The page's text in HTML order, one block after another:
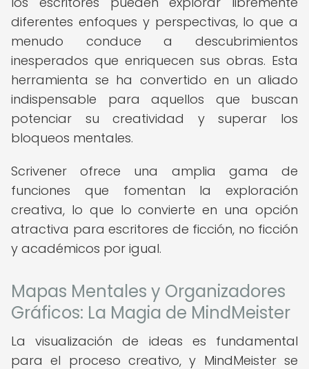
diferentes enfoques y perspectivas, lo que a
menudo conduce a descubrimientos
inesperados que enriquecen sus obras. Esta
herramienta se ha convertido en un aliado
indispensable para aquellos que buscan
potenciar su creatividad y superar los
bloqueos mentales.
Scrivener ofrece una amplia gama de
funciones que fomentan la exploración
creativa, lo que lo convierte en una opción
atractiva para escritores de ficción, no ficción
y académicos por igual.
Mapas Mentales y Organizadores
Gráficos: La Magia de MindMeister
La visualización de ideas es fundamental
para el proceso creativo, y MindMeister se